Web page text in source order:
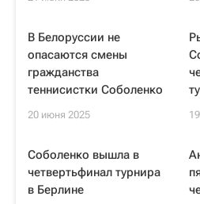
В Белоруссии не
опасаются смены
гражданства
теннисистки Соболенко
20 июня 2025
Соболенко вышла в
четвертьфинал турнира
в Берлине